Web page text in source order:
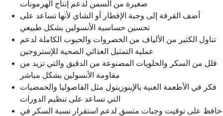
صغيرة من السمن لدعم إنتاج الهرمونات
أضف القرفة إلى وجبة الإفطار أو الشاي لأنها تساعد على
تحسين حساسية الأنسولين بشكل طبيعي
تناول الكثير من الألياف من الخضروات والحبوب الكاملة لدعم
عملية التمثيل الغذائي الصحية للإستروجين
قلل من السكر والحلويات المصنوعة من الدقيق والتي تزيد من
مقاومة الأنسولين بشكل مباشر
فكر في الأطعمة الغنية بالإينوزيتول مثل الفاصوليا والحمضيات
التي تساعد على تنظيم الدورات
حافظ على توقيت وجبات متسق لدعم استقرار نسبة السكر في